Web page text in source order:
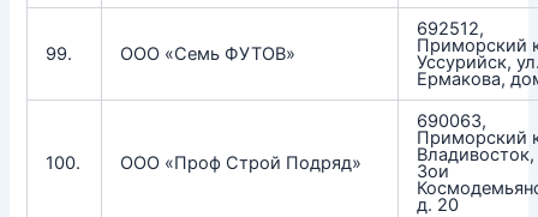
99. ООО «Семь ФУТОВ»
692512,
Приморский
Уссурийск,
Ермакова,
100. ООО «Проф Строй Подряд»
690063,
Приморский
Владивосток,
Зои
д. 20